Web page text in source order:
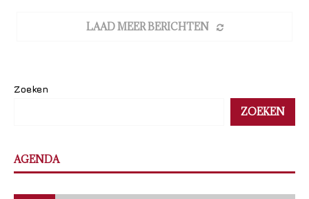
LAAD MEER BERICHTEN
Zoeken
ZOEKEN
AGENDA